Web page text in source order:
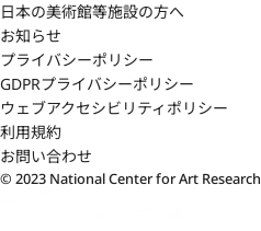
日本の美術館等施設の方へ
お知らせ
プライバシーポリシー
GDPRプライバシーポリシー
ウェブアクセシビリティポリシー
利用規約
お問い合わせ
© 2023 National Center for Art Research